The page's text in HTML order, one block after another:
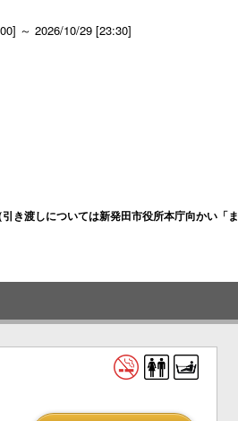
～ 2026/10/29 [23:30]
引き渡しについては新発田市役所本庁向かい「ま